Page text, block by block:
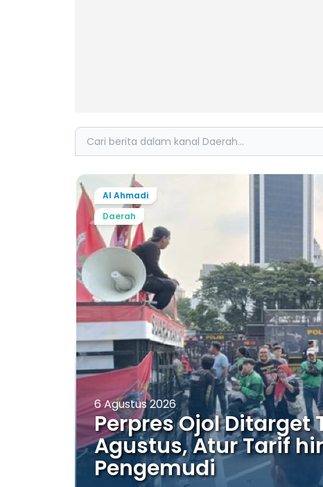
Search
6 Agustus 2026
Perpres Ojol Ditarget
Agustus, Atur Tarif
Pengemudi
Al Ahmadi
Daerah